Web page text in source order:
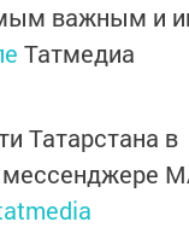
важным и
Татмедиа
Татарстана в